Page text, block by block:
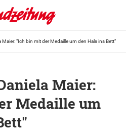
Maier: "Ich bin mit der Medaille um den Hals ins Bett"
Maier:
Medaille um